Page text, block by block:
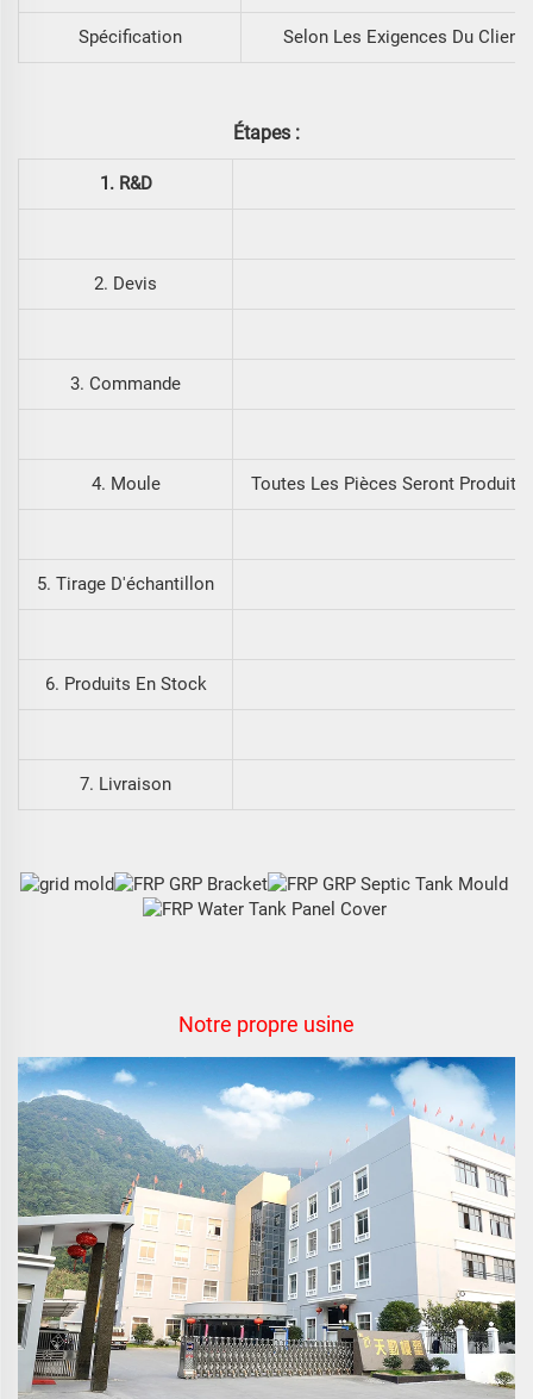
Spécification Selon Les Exigences Du Client
Étapes :
1. R&D
2. Devis
3. Commande
4. Moule Toutes Les Pièces Seront
5. Tirage D'échantillon
6. Produits En Stock
7. Livraison
Notre propre usine